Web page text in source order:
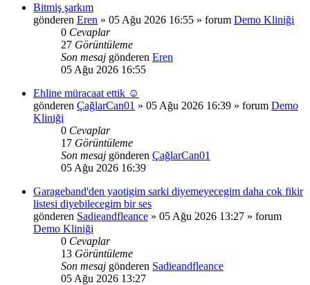
Bitmiş şarkım
gönderen Eren » 05 Ağu 2026 16:55 » forum Demo Kliniği
0 Cevaplar
27 Görüntüleme
Son mesaj gönderen Eren
05 Ağu 2026 16:55
Ehline müracaat ettik ☺️
gönderen ÇağlarCan01 » 05 Ağu 2026 16:39 » forum Demo
Kliniği
0 Cevaplar
17 Görüntüleme
Son mesaj gönderen ÇağlarCan01
05 Ağu 2026 16:39
Garageband'den yaotigim sarki diyemeyecegim daha cok fikir
listesi diyebilecegim bir ses
gönderen Sadieandfleance » 05 Ağu 2026 13:27 » forum
Demo Kliniği
0 Cevaplar
13 Görüntüleme
Son mesaj gönderen Sadieandfleance
05 Ağu 2026 13:27